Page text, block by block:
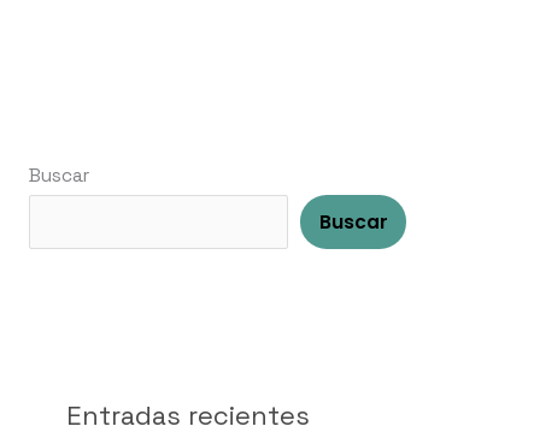
Buscar
Buscar
Entradas recientes